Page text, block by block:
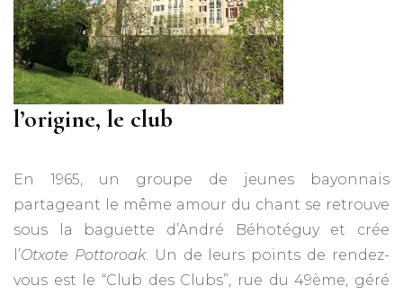
l’origine, le club
En 1965, un groupe de jeunes bayonnais
partageant le même amour du chant se retrouve
sous la baguette d’André Béhotéguy et crée
l’Otxote Pottoroak. Un de leurs points de rendez-
vous est le “Club des Clubs”, rue du 49ème, géré